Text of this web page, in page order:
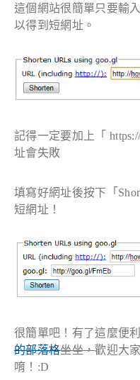
這個網站很簡單只要輸
以得到短網址。
記得一定要加上「
址會失敗
填寫好網址後按下「
短網址！
很簡單吧！有了這麼便
的部落格坐坐，歡迎大
唷！:D